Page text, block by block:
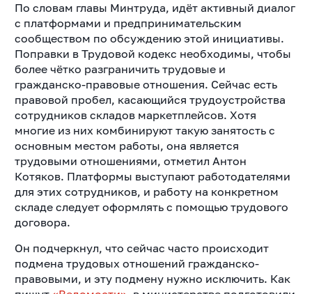
По словам главы Минтруда, идёт активный диалог
с платформами и предпринимательским
сообществом по обсуждению этой инициативы.
Поправки в Трудовой кодекс необходимы, чтобы
более чётко разграничить трудовые и
гражданско-правовые отношения. Сейчас есть
правовой пробел, касающийся трудоустройства
сотрудников складов маркетплейсов. Хотя
многие из них комбинируют такую занятость с
основным местом работы, она является
трудовыми отношениями, отметил Антон
Котяков. Платформы выступают работодателями
для этих сотрудников, и работу на конкретном
складе следует оформлять с помощью трудового
договора.
Он подчеркнул, что сейчас часто происходит
подмена трудовых отношений гражданско-
правовыми, и эту подмену нужно исключить. Как